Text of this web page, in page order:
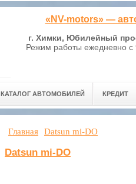
«NV-motors» —
г. Химки, Юбилейный
Режим работы ежедневно с
КАТАЛОГ АВТОМОБИЛЕЙ КРЕДИТ
Главная Datsun mi-DO
Datsun mi-DO